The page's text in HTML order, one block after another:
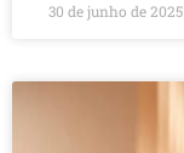
30 de junho de 2025